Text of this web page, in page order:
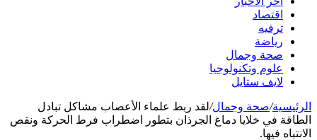
اقتصاد
ترفيه
رياضة
صحة وجمال
علوم وتكنولوجيا
لايف ستايل
الرئيسية/صحة وجمال/لقد ربط علماء الأعصاب مشاكل تبادل
الطاقة في خلايا دماغ الجرذان بتطور اضطراب فرط الحركة ونقص
الانتباه فيها.